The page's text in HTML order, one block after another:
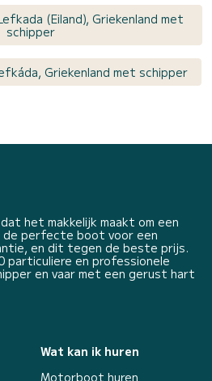
(Eiland), Griekenland met
schipper
Griekenland met schipper
het makkelijk maakt om een
perfecte boot voor een
en dit tegen de beste prijs.
particuliere en professionele
en vaar met een gerust hart
Wat kan ik huren
Motorboot huren